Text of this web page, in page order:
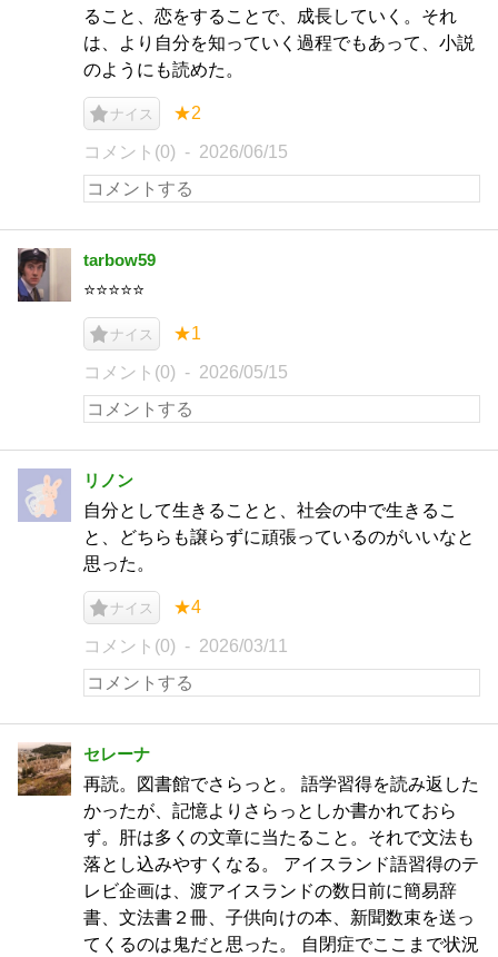
ること、恋をすることで、成長していく。それ
は、より自分を知っていく過程でもあって、小説
のようにも読めた。
ナイス ★2
コメント(0) 2026/06/15
tarbow59
⭐️⭐️⭐️⭐️⭐️
ナイス ★1
コメント(0) 2026/05/15
リノン
自分として生きることと、社会の中で生きるこ
と、どちらも譲らずに頑張っているのがいいなと
思った。
ナイス ★4
コメント(0) 2026/03/11
セレーナ
再読。図書館でさらっと。 語学習得を読み返した
かったが、記憶よりさらっとしか書かれておら
ず。肝は多くの文章に当たること。それで文法も
落とし込みやすくなる。 アイスランド語習得のテ
レビ企画は、渡アイスランドの数日前に簡易辞
書、文法書２冊、子供向けの本、新聞数束を送っ
てくるのは鬼だと思った。 自閉症でここまで状況